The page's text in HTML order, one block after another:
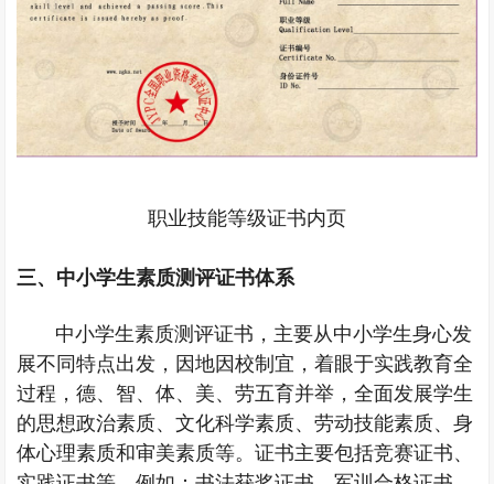
职业技能等级证书内页
三、 中小学生素质测评证书体系
中小学生素质测评证书，主要从中小学生身心发
展不同特点出发，因地因校制宜，着眼于实践教育全
过程，德、智、体、美、劳五育并举，全面发展学生
的思想政治素质、文化科学素质、劳动技能素质、身
体心理素质和审美素质等。证书主要包括竞赛证书、